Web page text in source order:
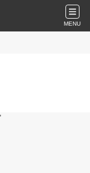
MENU